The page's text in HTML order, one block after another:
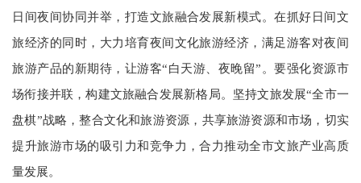
日间夜间协同并举，打造文旅融合发展新模式。在抓好日间文
旅经济的同时，大力培育夜间文化旅游经济，满足游客对夜间
旅游产品的新期待，让游客“白天游、夜晚留”。要强化资源市
场衔接并联，构建文旅融合发展新格局。坚持文旅发展“全市一
盘棋”战略，整合文化和旅游资源，共享旅游资源和市场，切实
提升旅游市场的吸引力和竞争力，合力推动全市文旅产业高质
量发展。